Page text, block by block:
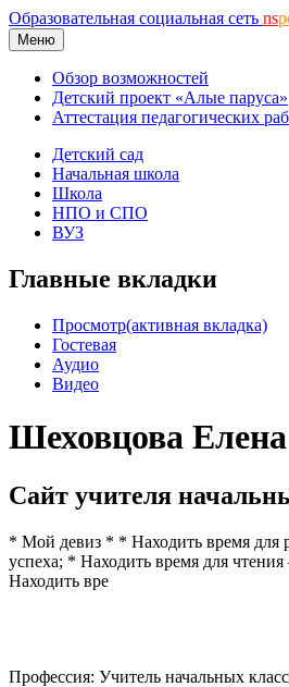
Образовательная социальная сеть ns
Меню
Обзор возможностей
Детский проект «Алые паруса»
Аттестация педагогических
Детский сад
Начальная школа
Школа
НПО и СПО
ВУЗ
Главные вкладки
Просмотр(активная вкладка)
Гостевая
Аудио
Видео
Шеховцова
Сайт учителя
* Мой девиз * * Находить время для
успеха; * Находить время для
Находить вре
Профессия: Учитель начальных